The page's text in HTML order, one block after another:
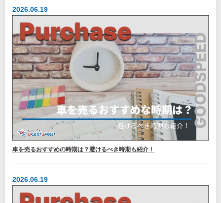
2026.06.19
車を売るおすすめの時期は？避けるべき時期も紹介！
2026.06.19